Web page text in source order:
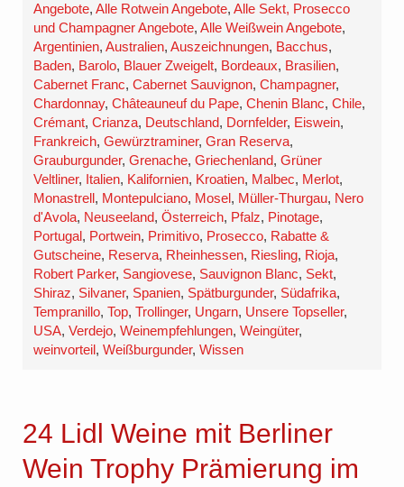
Angebote,Alle Rotwein Angebote,Alle Sekt, Prosecco
und Champagner Angebote,Alle Weißwein Angebote,
Argentinien,Australien,Auszeichnungen, Bacchus,
Baden, Barolo, Blauer Zweigelt, Bordeaux, Brasilien,
Cabernet Franc,Cabernet Sauvignon,Champagner,
Chardonnay,Châteauneuf du Pape,Chenin Blanc,Chile,
Crémant,Crianza, Deutschland, Dornfelder, Eiswein,
Frankreich,Gewürztraminer,Gran Reserva,
Grauburgunder,Grenache,Griechenland,Grüner
Veltliner, Italien, Kalifornien, Kroatien, Malbec, Merlot,
Monastrell, Montepulciano, Mosel, Müller-Thurgau, Nero
d'Avola, Neuseeland,Österreich, Pfalz, Pinotage,
Portugal, Portwein, Primitivo, Prosecco, Rabatte &
Gutscheine, Reserva, Rheinhessen, Riesling, Rioja,
Robert Parker, Sangiovese, Sauvignon Blanc, Sekt,
Shiraz, Silvaner, Spanien, Spätburgunder, Südafrika,
Tempranillo,Top,Trollinger, Ungarn, Unsere Topseller,
USA,Verdejo,Weinempfehlungen,Weingüter,
weinvorteil,Weißburgunder,Wissen
24 Lidl Weine mit Berliner
Wein Trophy Prämierung im